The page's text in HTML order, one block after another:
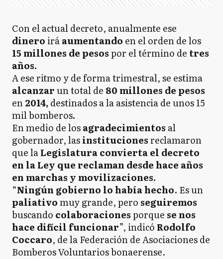
Con el actual decreto, anualmente ese
dinero iráaumentando en el orden de los
15 millones de pesospor el término de tres
años.
A ese ritmo y de forma trimestral, se estima
alcanzarun total de 80 millones de pesos
en2014, destinados a la asistencia de unos 15
mil bomberos.
En medio de losagradecimientos al
gobernador, lasinstitucionesreclamaron
que laLegislaturaconvierta el decreto
en la Ley que reclaman desde hace años
en marchas y movilizaciones.
“Ningún gobierno lo había hecho. Es un
paliativomuy grande, pero seguiremos
buscando colaboracionesporque se nos
hace difícil funcionar”, indicó Rodolfo
Coccaro, de la Federación de Asociaciones de
Bomberos Voluntarios bonaerense.